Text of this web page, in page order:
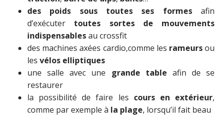
des poids sous toutes ses formes afin
d’exécuter toutes sortes de mouvements
indispensablesau crossfit
des machines axées cardio,comme les rameursou
les vélos elliptiques
une salle avec une grande table afin de se
restaurer
la possibilité de faire les cours en extérieur,
comme par exemple à la plage, lorsqu’il fait beau